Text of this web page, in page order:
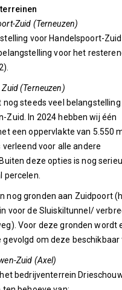
Zuid (Terneuzen)
voor Handelspoort-
voor het
Zuid (Terneuzen)
nog steeds veel
Zuid. In 2024 hebben wij één
een oppervlakte van 5.550
verleend voor alle andere
deze opties is nog
percelen.
nog gronden aan Zuidpoort
voor de Sluiskiltunnel/
Voor deze gronden wordt
gevolgd om deze beschikbaar
Zuid (Axel)
bedrijventerrein